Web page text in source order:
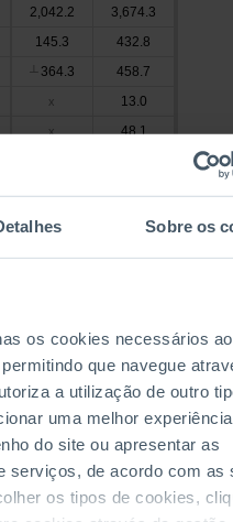
Sobre os
os cookies necessários ao
que navegue
a utilização de outro
uma melhor
do site ou apresentar as
serviços, de acordo com as
os tipos de cookies,
2,042.2
3,674.3
145.3
432.8
┴ 364.3
458.7
x
13.0
x
48.1
5.8
18.3
94.5
1,189.0
1,796.2
64.3
58.9
x
29.0
162.3
1,465.5
x
106.6